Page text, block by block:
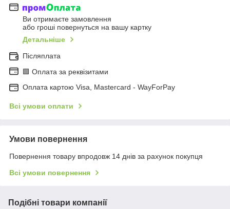
Ви отримаєте замовлення
або гроші повернуться на вашу картку
Детальніше
Післяплата
🟩 Оплата за реквізитами
Оплата картою Visa, Mastercard - WayForPay
Всі умови оплати
Умови повернення
Повернення товару впродовж 14 днів за рахунок покупця
Всі умови повернення
Подібні товари компанії